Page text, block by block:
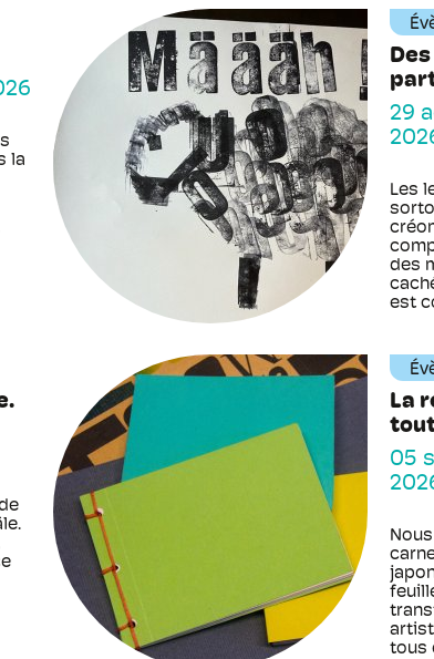
la
29
Les
des
est
La
05
tous